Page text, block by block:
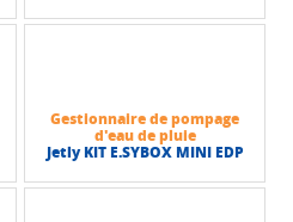
Gestionnaire de pompage
d'eau de pluie
Jetly KIT E.SYBOX MINI EDP